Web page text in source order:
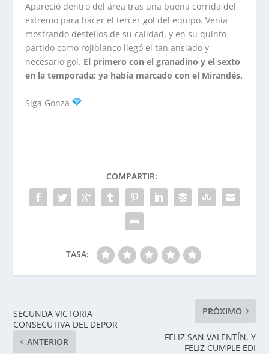
Apareció dentro del área tras una buena corrida del
extremo para hacer el tercer gol del equipo. Venía
mostrando destellos de su calidad, y en su quinto
partido como rojiblanco llegó el tan ansiado y
necesario gol. El primero con el granadino y el sexto
en la temporada; ya había marcado con el Mirandés.
Siga Gonza
COMPARTIR:
TASA:
SEGUNDA VICTORIA
CONSECUTIVA DEL DEPOR
ANTERIOR
PRÓXIMO
FELIZ SAN VALENTÍN, Y
FELIZ CUMPLE EDI